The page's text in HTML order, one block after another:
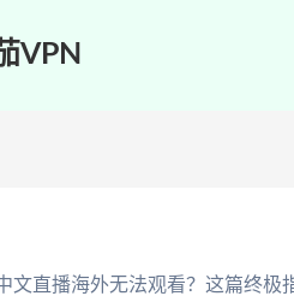
VPN
文直播海外无法观看？这篇终极